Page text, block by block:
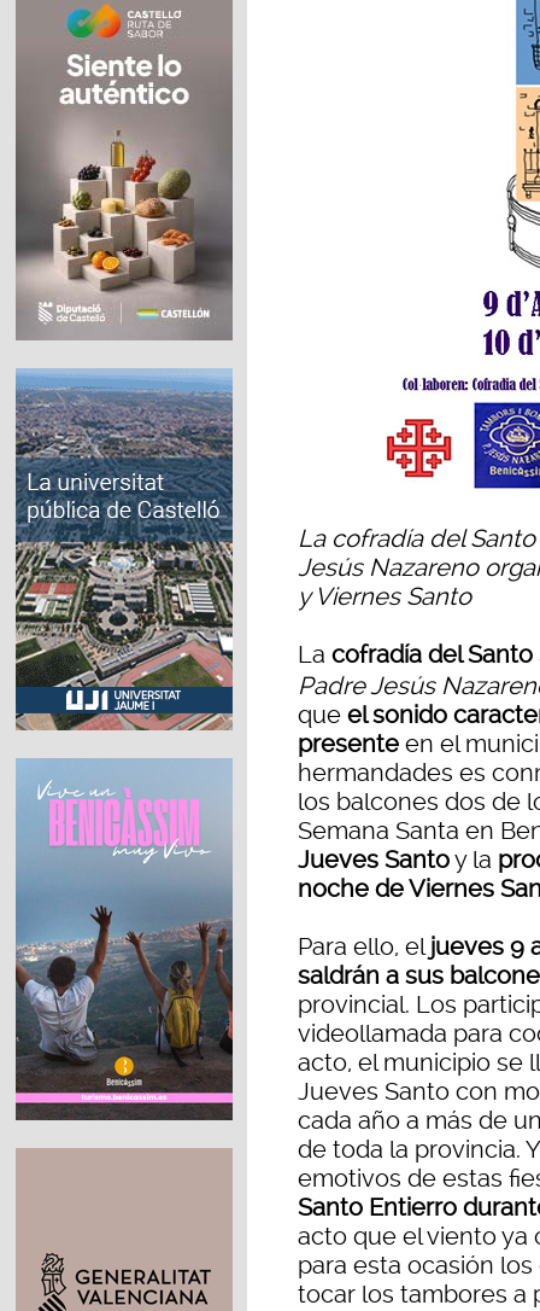
La cofradía del
Jesús Nazareno
y Viernes Santo
La cofradía del
Padre Jesús
que el sonido
presente en el
hermandades es
los balcones dos de
Semana Santa en
Jueves Santoy la
noche de Viernes
Para ello, eljueves 9
saldrán a sus
provincial. Los
videollamada para
acto, el municipio se
Jueves Santo con
cada año a más de
de toda la provincia.
emotivos de estas
Santo Entierro
acto que el viento ya
para esta ocasión
tocar los tambores a